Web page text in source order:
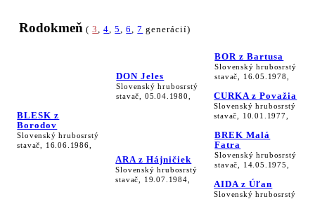
Rodokmeň (3,4,5,6,7 generácií)
BLESK z
Borodov
Slovenský hrubosrstý
stavač, 16.06.1986,
DON Jeles
Slovenský hrubosrstý
stavač, 05.04.1980,
BOR z Bartusa
Slovenský hrubosrstý
stavač, 16.05.1978,
CURKA z Považia
Slovenský hrubosrstý
stavač, 10.01.1977,
ARA z Hájničiek
Slovenský hrubosrstý
stavač, 19.07.1984,
BREK Malá
Fatra
Slovenský hrubosrstý
stavač, 14.05.1975,
AIDA z Úľan
Slovenský hrubosrstý